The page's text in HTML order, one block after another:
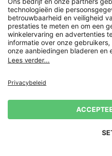
Bedrijf
Contacteer ons
Overige webwinkels
Nederland
Payment and Delivery